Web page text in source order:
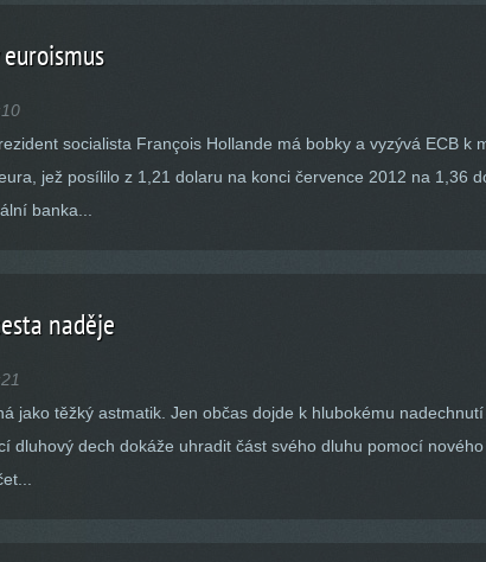
socialista François Hollande má bobky a vyzývá ECB k
jež posílilo z 1,21 dolaru na konci července 2012 na 1,36
banka...
naděje
jako těžký astmatik. Jen občas dojde k hlubokému
dluhový dech dokáže uhradit část svého dluhu pomocí